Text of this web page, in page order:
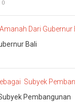
0
Bali
Pembangunan